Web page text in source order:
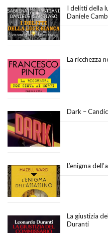
I delitti della
Daniele
La ricchezza
Dark –
L’enigma
La giustizia
Duranti